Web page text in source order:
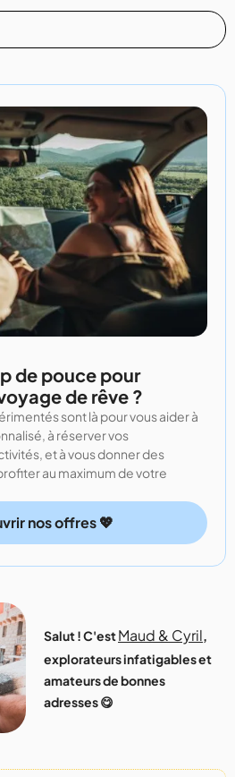
de pouce pour
de rêve ?
sont là pour vous aider à
à réserver vos
et à vous donner des
au maximum de votre
nos offres 💖
Salut ! C'estMaud & Cyril,
explorateurs infatigables et
amateurs de bonnes
adresses 😋